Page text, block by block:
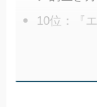
10位：『